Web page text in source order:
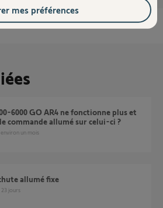
commande allumé sur celui-ci ?
environ un mois
allumé fixe
23 jours
mes préférences